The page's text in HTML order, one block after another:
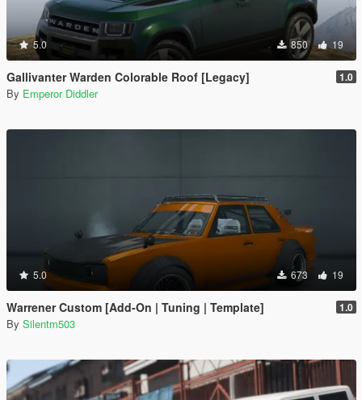
5.0 850 19
Gallivanter Warden Colorable Roof [Legacy] 1.0
By Emperor Diddler
5.0 673 19
Warrener Custom [Add-On | Tuning | Template] 1.0
By Silentm503